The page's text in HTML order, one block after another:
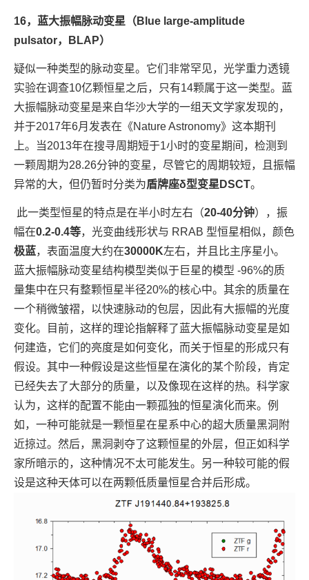
16，蓝大振幅脉动变星（Blue large-amplitude
pulsator，BLAP）
疑似一种类型的脉动变星。它们非常罕见，光学重力透镜
实验在调查10亿颗恒星之后，只有14颗属于这一类型。蓝
大振幅脉动变星是来自华沙大学的一组天文学家发现的，
并于2017年6月发表在《Nature Astronomy》这本期刊
上。当2013年在搜寻周期短于1小时的变星期间，检测到
一颗周期为28.26分钟的变星，尽管它的周期较短，且振幅
异常的大，但仍暂时分类为盾牌座δ型变星DSCT。
此一类型恒星的特点是在半小时左右（20-40分钟），振
幅在0.2-0.4等，光变曲线形状与 RRAB 型恒星相似，颜色
极蓝，表面温度大约在30000K左右，并且比主序星小。
蓝大振幅脉动变星结构模型类似于巨星的模型 -96%的质
量集中在只有整颗恒星半径20%的核心中。其余的质量在
一个稍微皱褶，以快速脉动的包层，因此有大振幅的光度
变化。目前，这样的理论指解释了蓝大振幅脉动变星是如
何建造，它们的亮度是如何变化，而关于恒星的形成只有
假设。其中一种假设是这些恒星在演化的某个阶段，肯定
已经失去了大部分的质量，以及像现在这样的热。科学家
认为，这样的配置不能由一颗孤独的恒星演化而来。例
如，一种可能就是一颗恒星在星系中心的超大质量黑洞附
近掠过。然后，黑洞剥夺了这颗恒星的外层，但正如科学
家所暗示的，这种情况不太可能发生。另一种较可能的假
设是这种天体可以在两颗低质量恒星合并后形成。